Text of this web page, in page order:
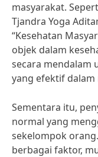
masyarakat.
Tjandra Yoga
“Kesehatan
objek dalam
secara mendalam
yang efektif dalam
Sementara itu,
normal yang
sekelompok
berbagai faktor,